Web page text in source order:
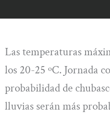
Las temperaturas
los 20-25 ºC. Jornada
probabilidad de
lluvias serán más